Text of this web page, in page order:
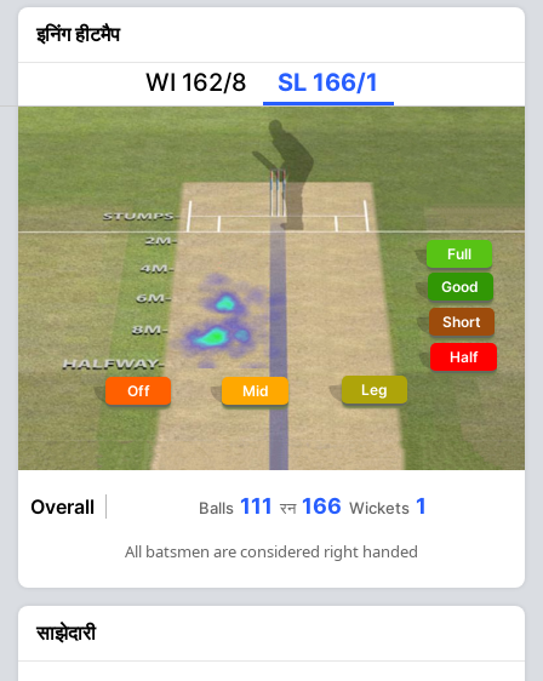
इनिंग हीटमैप
WI 162/8 SL 166/1
Off Mid Leg
Full
Good
Short
Half
Overall Balls 111 रन 166 Wickets 1
All batsmen are considered right handed
साझेदारी